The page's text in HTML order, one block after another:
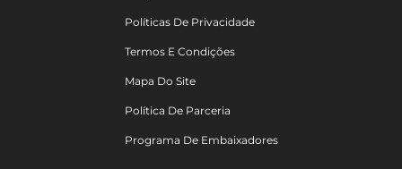
Políticas De Privacidade
Termos E Condições
Mapa Do Site
Política De Parceria
Programa De Embaixadores